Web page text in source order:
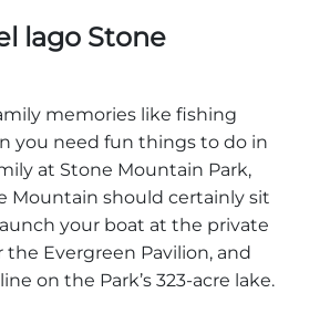
lago Stone
memories like fishing
you need fun things to do in
at Stone Mountain Park,
Mountain should certainly sit
your boat at the private
the Evergreen Pavilion, and
on the Park’s 323-acre lake.